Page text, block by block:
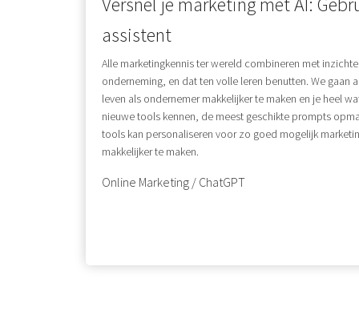
assistent
Alle marketingkennis ter wereld combineren met
onderneming, en dat ten volle leren benutten. We gaan
leven als ondernemer makkelijker te maken en je heel
nieuwe tools kennen, de meest geschikte prompts
tools kan personaliseren voor zo goed mogelijk
makkelijker te maken.
Online Marketing / ChatGPT